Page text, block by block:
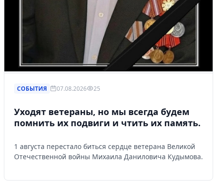
СОБЫТИЯ 07.08.2026 25
Уходят ветераны, но мы всегда будем
помнить их подвиги и чтить их память.
1 августа перестало биться сердце ветерана Великой
Отечественной войны Михаила Даниловича Кудымова.